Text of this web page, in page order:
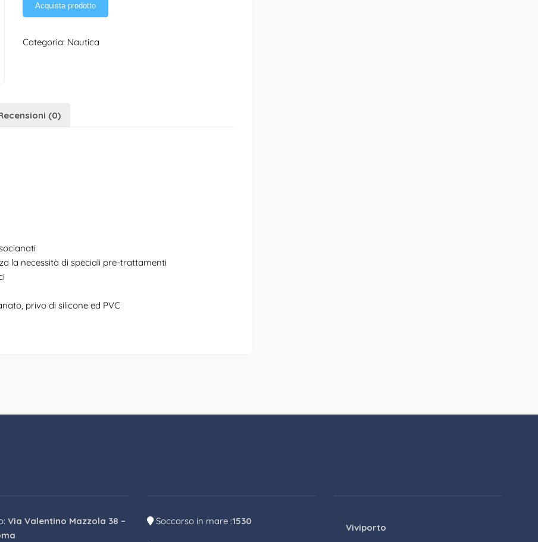
Acquista prodotto
Categoria: Nautica
(0)
la necessità di speciali pre-trattamenti
privo di silicone ed PVC
Via Valentino Mazzola 38 –
Soccorso in mare :1530
Viviporto